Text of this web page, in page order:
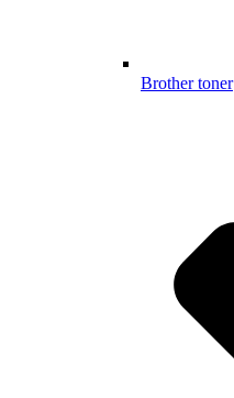
Brother toner